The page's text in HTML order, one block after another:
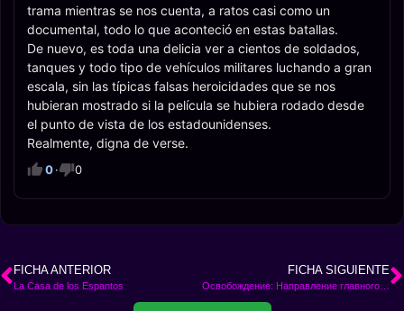
trama mientras se nos cuenta, a ratos casi como un
documental, todo lo que aconteció en estas batallas.
De nuevo, es toda una delicia ver a cientos de soldados,
tanques y todo tipo de vehículos militares luchando a gran
escala, sin las típicas falsas heroicidades que se nos
hubieran mostrado si la película se hubiera rodado desde
el punto de vista de los estadounidenses.
Realmente, digna de verse.
0· 0
FICHA ANTERIOR
La Casa de los Espantos
FICHA SIGUIENTE
Освобождение: Направление главного удара